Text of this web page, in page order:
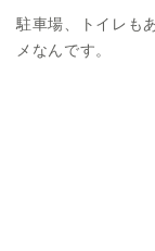
駐車場、トイレも
メなんです。